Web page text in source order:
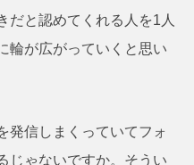
だと認めてくれる人を1人
輪が広がっていくと思い
発信しまくっていてフォ
じゃないですか。そうい